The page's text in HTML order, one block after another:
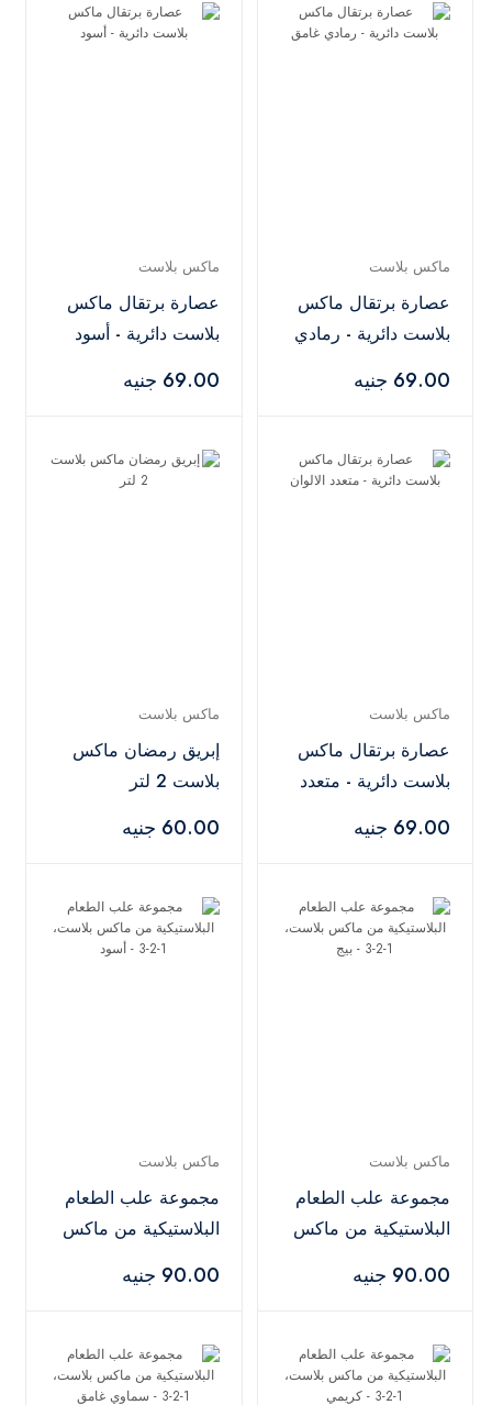
ماكس بلاست
عصارة برتقال ماكس
بلاست دائرية - رمادي
69.00 جنيه
ماكس بلاست
عصارة برتقال ماكس
بلاست دائرية - أسود
69.00 جنيه
ماكس بلاست
عصارة برتقال ماكس
بلاست دائرية - متعدد
69.00 جنيه
ماكس بلاست
إبريق رمضان ماكس
بلاست 2 لتر
60.00 جنيه
ماكس بلاست
مجموعة علب الطعام
البلاستيكية من ماكس
90.00 جنيه
ماكس بلاست
مجموعة علب الطعام
البلاستيكية من ماكس
90.00 جنيه